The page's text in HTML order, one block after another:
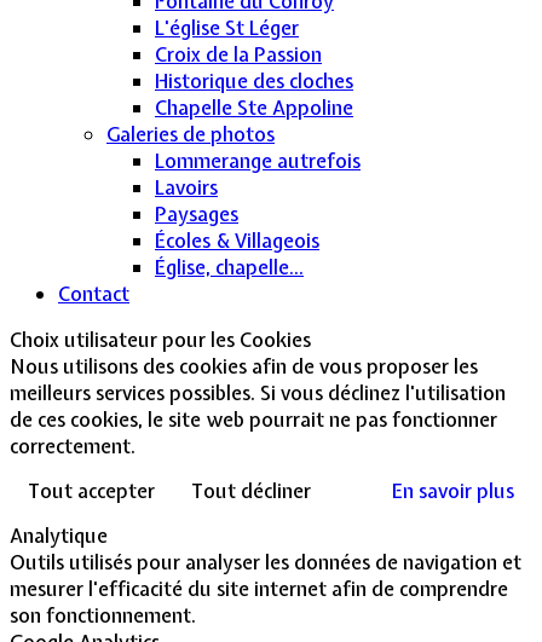
L'église St Léger
Croix de la Passion
Historique des cloches
Chapelle Ste Appoline
Galeries de photos
Lommerange autrefois
Lavoirs
Paysages
Écoles & Villageois
Église, chapelle...
Contact
Choix utilisateur pour les Cookies
Nous utilisons des cookies afin de vous proposer les
meilleurs services possibles. Si vous déclinez l'utilisation
de ces cookies, le site web pourrait ne pas fonctionner
correctement.
Tout accepter
Tout décliner
En savoir plus
Analytique
Outils utilisés pour analyser les données de navigation et
mesurer l'efficacité du site internet afin de comprendre
son fonctionnement.